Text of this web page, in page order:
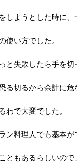
しようとした時に
使い方でした。
と失敗したら手を
る切るから余計に
わで大変でした。
ン料理人でも基本
ともあるらしいの